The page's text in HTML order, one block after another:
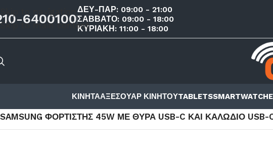
Skip to main content
6400100
ΔΕΥ-ΠΑΡ: 09:00 - 21:00
ΣΑΒΒΑΤΟ: 09:00 - 18:00
ΚΥΡΙΑΚΗ: 11:00 - 18:00
ΚΙΝΗΤΑΑΞΕΣΟΥΑΡ ΚΙΝΗΤΟΥTABLETS
SAMSUNG ΦΟΡΤΙΣΤΉΣ 45W ΜΕ ΘΎΡΑ USB-C ΚΑΙ ΚΑΛΏΔΙΟ USB-